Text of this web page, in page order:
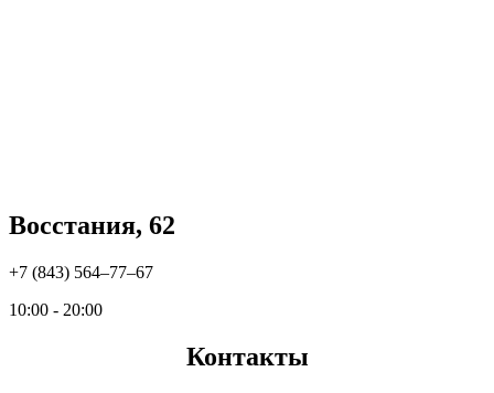
Восстания, 62
+7 (843) 564‒77‒67
10:00 - 20:00
Контакты